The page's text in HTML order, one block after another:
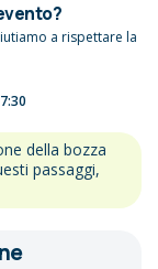
a rispettare la
della bozza
passaggi,